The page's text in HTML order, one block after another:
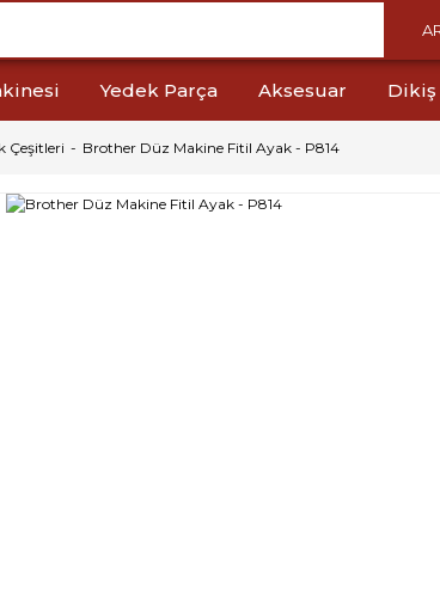
Yedek Parça Aksesuar Dikiş
Çeşitleri Brother Düz Makine Fitil Ayak - P814